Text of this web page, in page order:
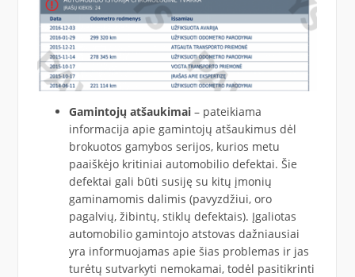
Gamintojų atšaukimai – pateikiama
informacija apie gamintojų atšaukimus dėl
brokuotos gamybos serijos, kurios metu
paaiškėjo kritiniai automobilio defektai. Šie
defektai gali būti susiję su kitų įmonių
gaminamomis dalimis (pavyzdžiui, oro
pagalvių, žibintų, stiklų defektais). Įgaliotas
automobilio gamintojo atstovas dažniausiai
yra informuojamas apie šias problemas ir jas
turėtų sutvarkyti nemokamai, todėl pasitikrinti